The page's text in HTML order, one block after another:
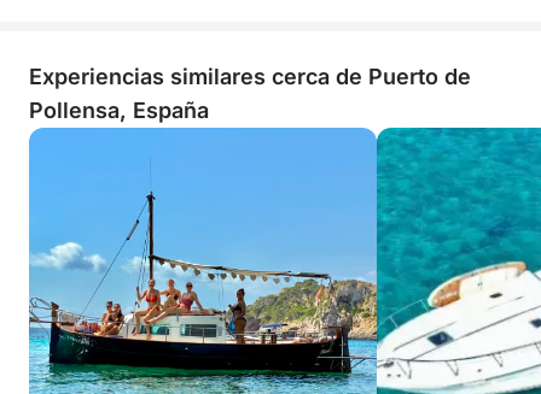
Experiencias similares cerca de Puerto de
Pollensa, España